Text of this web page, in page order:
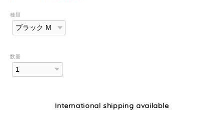
種類
数量
International shipping available